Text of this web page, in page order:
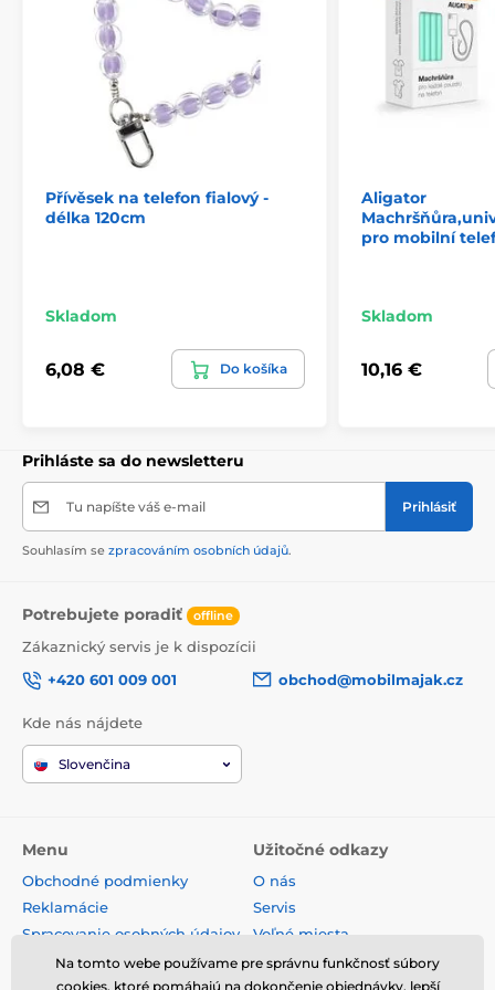
Specifikace:
Materiál: plastové korálky
Délka šňůrky: 74 cm
Délka šňůry v poutku: 1,5 cm
Délka šňůrky: 37 cm
Háček pro připevnění k telefonu
Přívěsky jsou k dispozici ve čtyřech barvách: světle
růžové, fialové, bílé a černé.
Přívěsek na telefon fialový -
délka 120cm
Skladom
6,08 € Do košíka
Aligator
pro mobilní
Skladom
10,16 €
Prihláste sa do newsletteru
Tu napíšte váš e-mail Prihlásiť
Souhlasím se zpracováním osobních údajů.
Potrebujete poradiť offline
Zákaznický servis je k dispozícii
+420 601 009 001
obchod@mobilmajak.cz
Kde nás nájdete
Slovenčina
Menu
Obchodné podmienky
Reklamácie
Spracovanie osobných údajov
Doprava a platba
Užitočné odkazy
O nás
Servis
Voľné miesta
Kontakt
Na tomto webe používame pre správnu funkčnosť súbory
cookies, ktoré pomáhajú na dokončenie objednávky, lepší